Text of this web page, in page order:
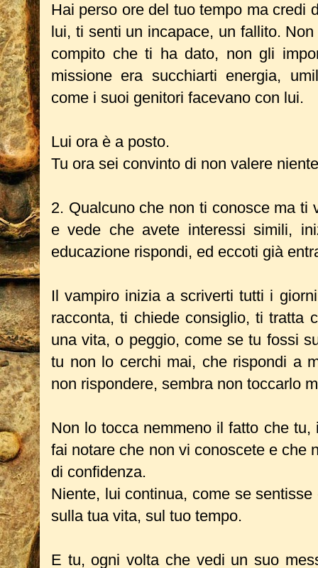
Hai perso ore del tuo tempo ma credi
lui, ti senti un incapace, un fallito.
compito che ti ha dato, non gli
missione era succhiarti energia,
come i suoi genitori facevano con lui.
Lui ora è a posto.
Tu ora sei convinto di non valere
2. Qualcuno che non ti conosce ma ti
e vede che avete interessi simili,
educazione rispondi, ed eccoti già
Il vampiro inizia a scriverti tutti i
racconta, ti chiede consiglio, ti tratta
una vita, o peggio, come se tu fossi
tu non lo cerchi mai, che rispondi a
non rispondere, sembra non toccarlo
Non lo tocca nemmeno il fatto che tu,
fai notare che non vi conoscete e che
di confidenza.
Niente, lui continua, come se
sulla tua vita, sul tuo tempo.
E tu, ogni volta che vedi un suo